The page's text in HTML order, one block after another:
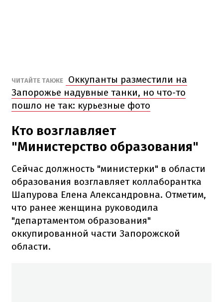
ЧИТАЙТЕ ТАКЖЕ
Оккупанты разместили на
Запорожье надувные танки, но что-то
пошло не так: курьезные фото
Кто возглавляет
"Министерство образования"
Сейчас должность "министерки" в области
образования возглавляет коллаборантка
Шапурова Елена Александровна. Отметим,
что ранее женщина руководила
"департаментом образования"
оккупированной части Запорожской
области.